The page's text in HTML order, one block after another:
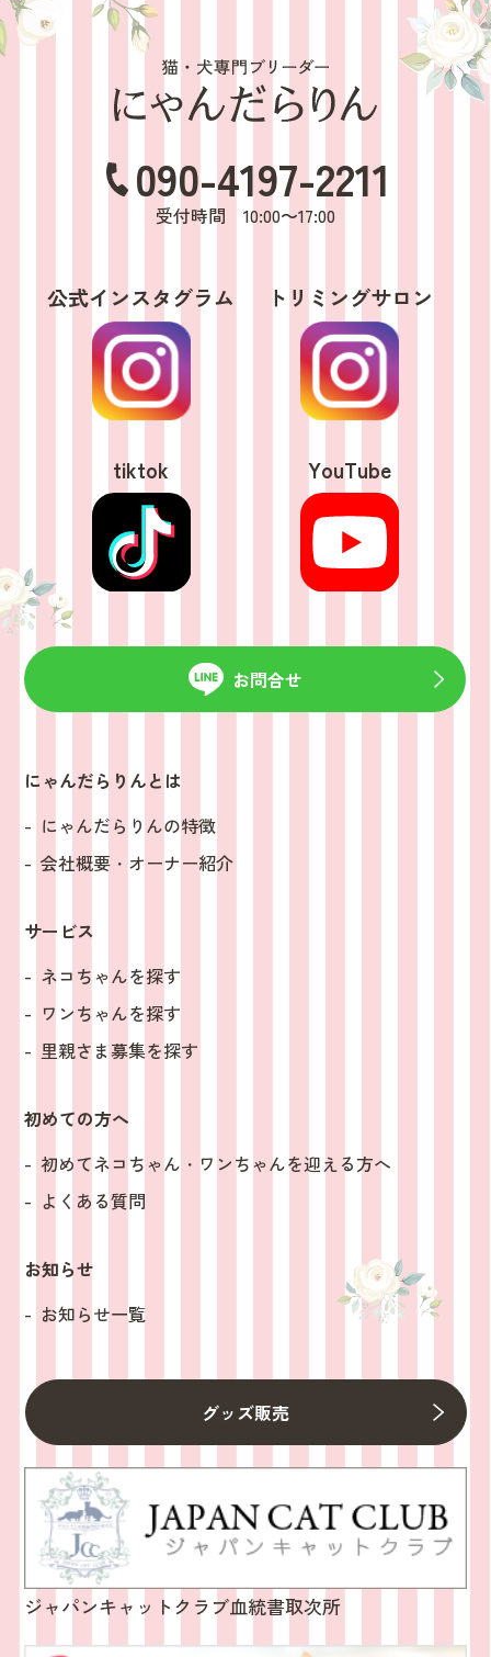
090-4197-2211
受付時間 10:00〜17:00
公式インスタグラム トリミングサロン
tiktok YouTube
お問合せ
にゃんだらりんとは
にゃんだらりんの特徴
会社概要・オーナー紹介
サービス
ネコちゃんを探す
ワンちゃんを探す
里親さま募集を探す
初めての方へ
初めてネコちゃん・ワンちゃんを迎える方へ
よくある質問
お知らせ
お知らせ一覧
グッズ販売
ジャパンキャットクラブ血統書取次所